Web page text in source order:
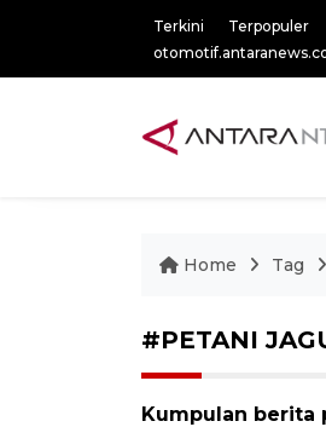
Terkini Terpopuler
Home Tag
#PETANI
Kumpulan berita